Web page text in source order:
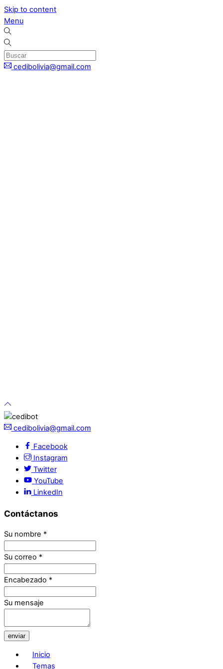
Skip to content
Menu
cedibolivia@gmail.com
cedibolivia@gmail.com
Facebook
Instagram
Twitter
YouTube
LinkedIn
Contáctanos
Su nombre *
Su correo *
Encabezado *
Su mensaje
enviar
Inicio
Temas